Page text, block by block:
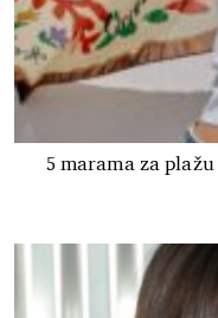
5 marama za